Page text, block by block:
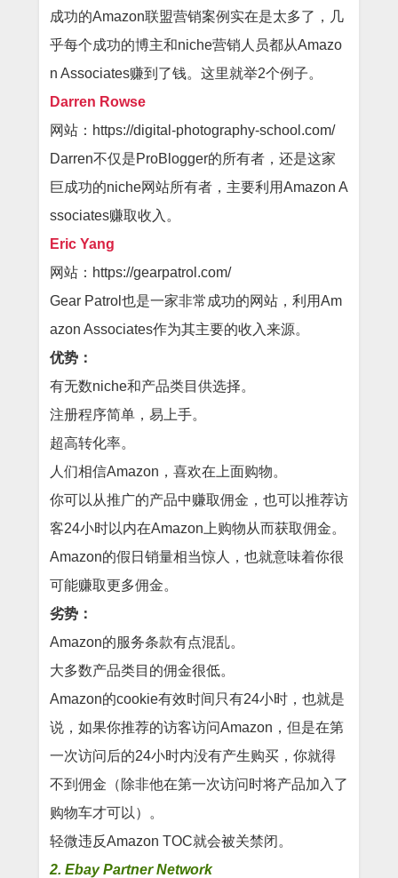
成功的Amazon联盟营销案例实在是太多了，几
乎每个成功的博主和niche营销人员都从Amazo
n Associates赚到了钱。这里就举2个例子。
Darren Rowse
网站：https://digital-photography-school.com/
Darren不仅是ProBlogger的所有者，还是这家
巨成功的niche网站所有者，主要利用Amazon A
ssociates赚取收入。
Eric Yang
网站：https://gearpatrol.com/
Gear Patrol也是一家非常成功的网站，利用Am
azon Associates作为其主要的收入来源。
优势：
有无数niche和产品类目供选择。
注册程序简单，易上手。
超高转化率。
人们相信Amazon，喜欢在上面购物。
你可以从推广的产品中赚取佣金，也可以推荐访
客24小时以内在Amazon上购物从而获取佣金。
Amazon的假日销量相当惊人，也就意味着你很
可能赚取更多佣金。
劣势：
Amazon的服务条款有点混乱。
大多数产品类目的佣金很低。
Amazon的cookie有效时间只有24小时，也就是
说，如果你推荐的访客访问Amazon，但是在第
一次访问后的24小时内没有产生购买，你就得
不到佣金（除非他在第一次访问时将产品加入了
购物车才可以）。
轻微违反Amazon TOC就会被关禁闭。
2. Ebay Partner Network